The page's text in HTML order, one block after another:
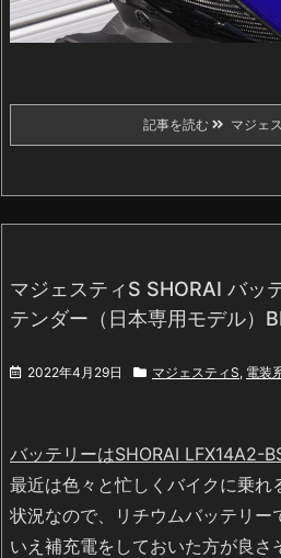
記事を読む マジェ
マジェスティS SHORAI バッ
テンダー（日本専用モデル）
2022年4月29日 マジェスティS, 電装
バッテリーはSHORAI LFX14A2-
最近は色々と忙しくバイクに乗れ
状況なので、リチウムバッテリー
いえ補充電をしておいた方が良さ